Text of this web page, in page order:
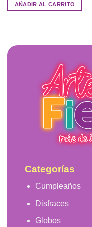
AÑADIR AL CARRITO
Categorías
Cumpleaños
Disfraces
Globos